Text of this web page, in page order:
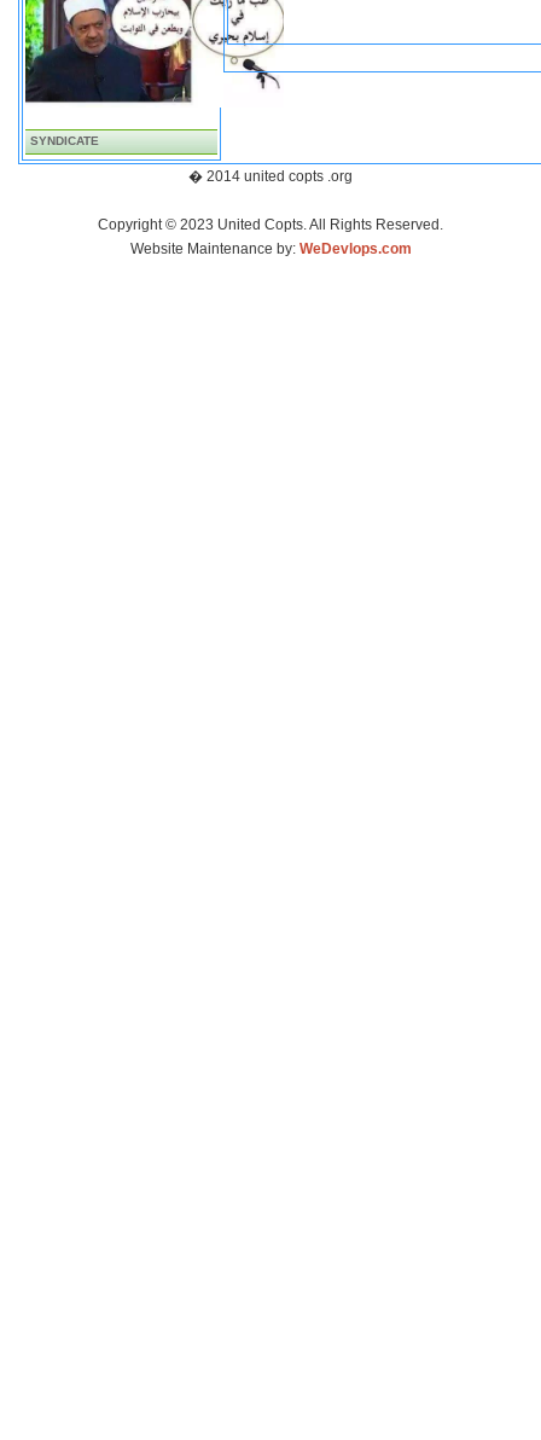
SYNDICATE
� 2014 united copts .org
Copyright © 2023 United Copts. All Rights Reserved.
Website Maintenance by: WeDevlops.com